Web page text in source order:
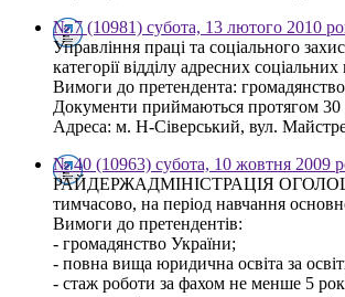
№ 7 (10981) субота, 13 лютого 2010
Управління праці та соціального
категорії відділу адресних
Вимоги до претендента:
Документи приймаються протягом 30
Адреса: м. Н-Сіверський, вул.
№ 40 (10963) субота, 10 жовтня 2009
РАЙДЕРЖАДМІНІСТРАЦІЯ
тимчасово, на період навчання
Вимоги до претендентів:
- громадянство України;
- повна вища юридична освіта за
- стаж роботи за фахом не менше 5